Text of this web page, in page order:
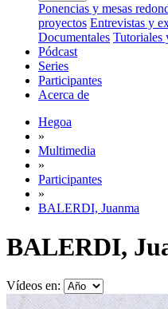
Ponencias y mesas
proyectos Entrevistas y
Documentales Tutoriales
Pódcast
Series
Participantes
Acerca de
Hegoa
»
Multimedia
»
Participantes
»
BALERDI, Juanma
BALERDI,
Vídeos en: